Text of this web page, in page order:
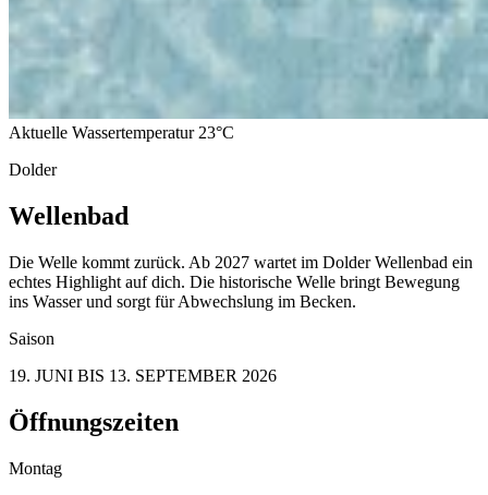
Aktuelle Wassertemperatur 23°C
Dolder
Wellenbad
Die Welle kommt zurück. Ab 2027 wartet im Dolder Wellenbad ein
echtes Highlight auf dich. Die historische Welle bringt Bewegung
ins Wasser und sorgt für Abwechslung im Becken.
Saison
19. JUNI BIS 13. SEPTEMBER 2026
Öffnungszeiten
Montag